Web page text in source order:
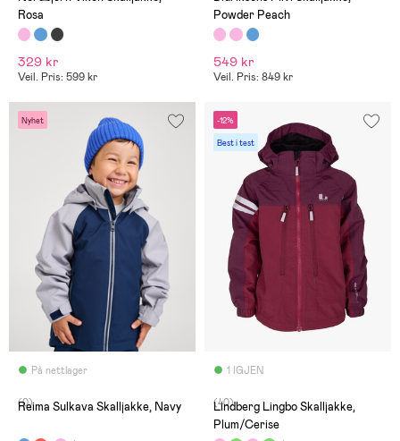
Rosa
329 kr
Veil. Pris: 599 kr
Powder Peach
549 kr
Veil. Pris: 849 kr
Nyhet
På nettlager
(0)
Reima Sulkava Skalljakke, Navy
-12%
Best i test
1 IGJEN
(40)
Lindberg Lingbo Skalljakke,
Plum/Cerise